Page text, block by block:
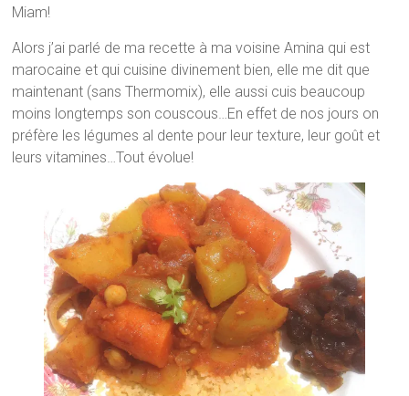
Miam!
Alors j’ai parlé de ma recette à ma voisine Amina qui est
marocaine et qui cuisine divinement bien, elle me dit que
maintenant (sans Thermomix), elle aussi cuis beaucoup
moins longtemps son couscous…En effet de nos jours on
préfère les légumes al dente pour leur texture, leur goût et
leurs vitamines…Tout évolue!